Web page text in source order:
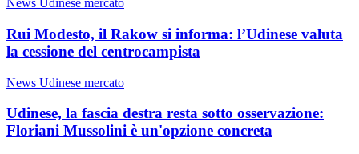
News Udinese mercato
Rui Modesto, il Rakow si informa: l’Udinese valuta
la cessione del centrocampista
News Udinese mercato
Udinese, la fascia destra resta sotto osservazione:
Floriani Mussolini è un'opzione concreta